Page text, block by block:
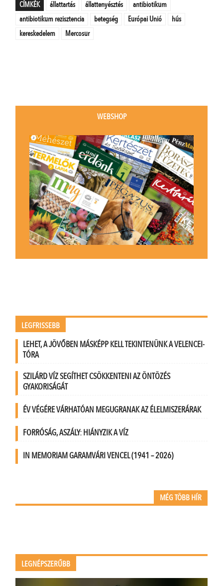
CÍMKÉK állattartás állattenyésztés
antibiotikum
antibiotikum rezisztencia
betegség Európai Unió
hús
kereskedelem
Mercosur
WEBSHOP
LEGFRISSEBB
LEHET, A JÖVŐBEN MÁSKÉPP KELL TEKINTENÜNK A VELENCEI-
TÓRA
SZILÁRD VÍZ SEGÍTHET CSÖKKENTENI AZ ÖNTÖZÉS
GYAKORISÁGÁT
ÉV VÉGÉRE VÁRHATÓAN MEGUGRANAK AZ ÉLELMISZERÁRAK
FORRÓSÁG, ASZÁLY: HIÁNYZIK A VÍZ
IN MEMORIAM GARAMVÁRI VENCEL (1941 – 2026)
MÉG TÖBB HÍR
LEGNÉPSZERŰBB